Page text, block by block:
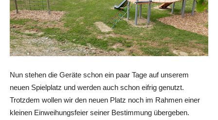
Nun stehen die Geräte schon ein paar Tage auf unserem
neuen Spielplatz und werden auch schon eifrig genutzt.
Trotzdem wollen wir den neuen Platz noch im Rahmen einer
kleinen Einweihungsfeier seiner Bestimmung übergeben.